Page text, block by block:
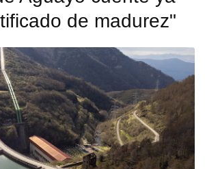
de madurez"